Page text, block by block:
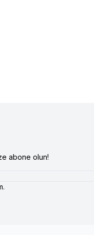
abone olun!